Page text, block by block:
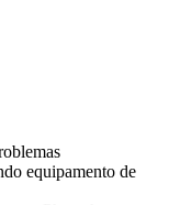
equipamento de